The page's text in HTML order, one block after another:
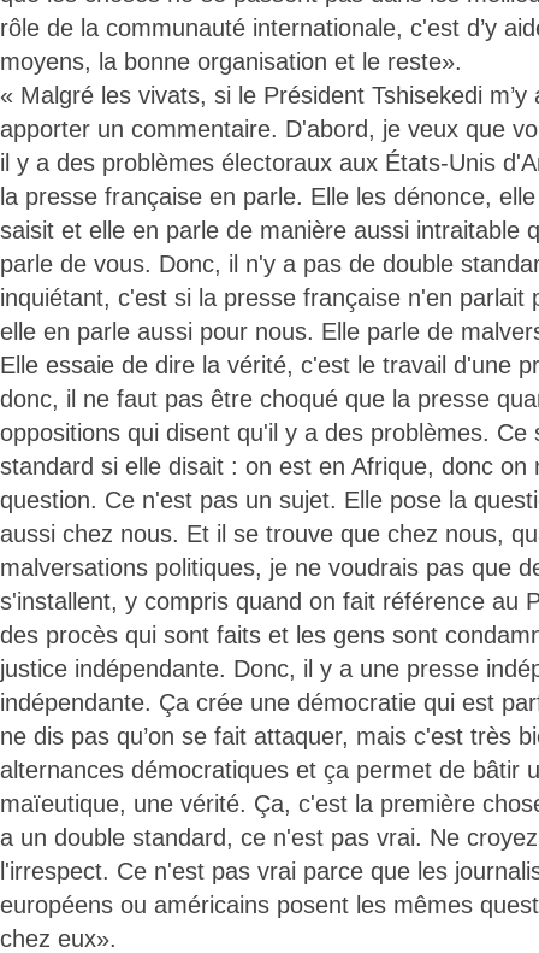
rôle de la communauté internationale, c'est d’y
moyens, la bonne organisation et le reste».
« Malgré les vivats, si le Président Tshisekedi
apporter un commentaire. D'abord, je veux que
il y a des problèmes électoraux aux États-Unis
la presse française en parle. Elle les dénonce,
saisit et elle en parle de manière aussi intraitable
parle de vous. Donc, il n'y a pas de double
inquiétant, c'est si la presse française n'en parlait
elle en parle aussi pour nous. Elle parle de
Elle essaie de dire la vérité, c'est le travail d'une
donc, il ne faut pas être choqué que la presse
oppositions qui disent qu'il y a des problèmes. Ce
standard si elle disait : on est en Afrique, donc on
question. Ce n'est pas un sujet. Elle pose la
aussi chez nous. Et il se trouve que chez nous,
malversations politiques, je ne voudrais pas que
s'installent, y compris quand on fait référence au
des procès qui sont faits et les gens sont
justice indépendante. Donc, il y a une presse
indépendante. Ça crée une démocratie qui est
ne dis pas qu’on se fait attaquer, mais c'est très
alternances démocratiques et ça permet de bâtir
maïeutique, une vérité. Ça, c'est la première
a un double standard, ce n'est pas vrai. Ne
l'irrespect. Ce n'est pas vrai parce que les
européens ou américains posent les mêmes
chez eux».